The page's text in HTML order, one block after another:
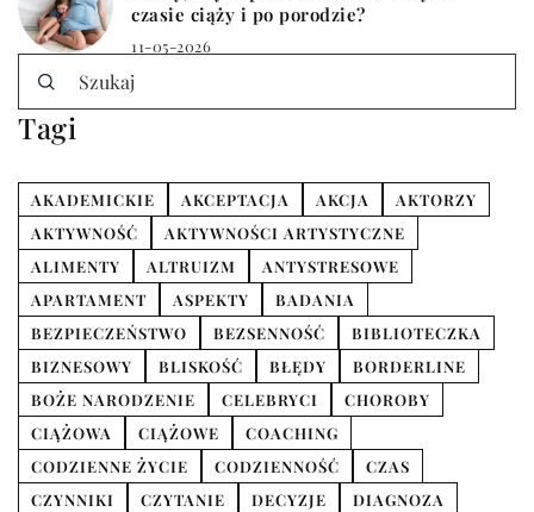
czasie ciąży i po porodzie?
11-05-2026
Tagi
AKADEMICKIE AKCEPTACJA AKCJA
AKTORZY
AKTYWNOŚĆ
AKTYWNOŚCI ARTYSTYCZNE
ALIMENTY
ALTRUIZM
ANTYSTRESOWE
APARTAMENT
ASPEKTY
BADANIA
BEZPIECZEŃSTWO
BEZSENNOŚĆ
BIBLIOTECZKA
BIZNESOWY
BLISKOŚĆ BŁĘDY
BORDERLINE
BOŻE NARODZENIE
CELEBRYCI
CHOROBY
CIĄŻOWA
CIĄŻOWE
COACHING
CODZIENNE ŻYCIE
CODZIENNOŚĆ
CZAS
CZYNNIKI
CZYTANIE DECYZJE
DIAGNOZA